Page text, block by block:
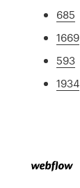
685
1669
593
1934